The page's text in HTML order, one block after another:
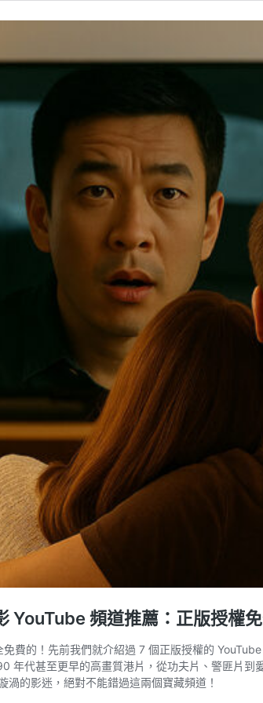
YouTube 頻道推薦：正版授權
費的！先前我們就介紹過 7 個正版授權的
年代甚至更早的高畫質港片，從功夫片、警匪片
的影迷，絕對不能錯過這兩個寶藏頻道！